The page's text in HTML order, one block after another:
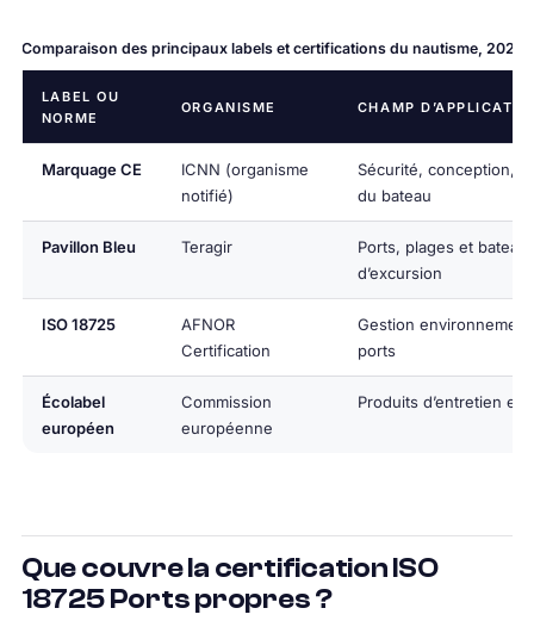
Comparaison des principaux labels et certifications du nautisme, 2026
LABEL OU
NORME
ORGANISME CHAMP
Marquage CE
ICNN (organisme
notifié)
Sécurité, conception,
du bateau
Pavillon Bleu Teragir
Ports, plages et
d’excursion
ISO 18725
AFNOR
Certification
Gestion
ports
Écolabel
européen
Commission
européenne
Produits d’entretien et
Que couvre la certification ISO
18725 Ports propres ?